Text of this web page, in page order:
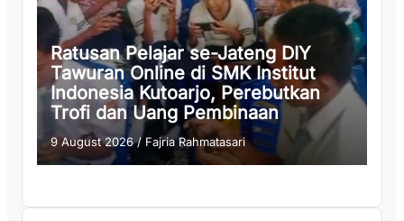
Ratusan Pelajar se-Jateng DIY
Tawuran Online di SMK Institut
Indonesia Kutoarjo, Perebutkan
Trofi dan Uang Pembinaan
9 August 2026/ Fajria Rahmatasari